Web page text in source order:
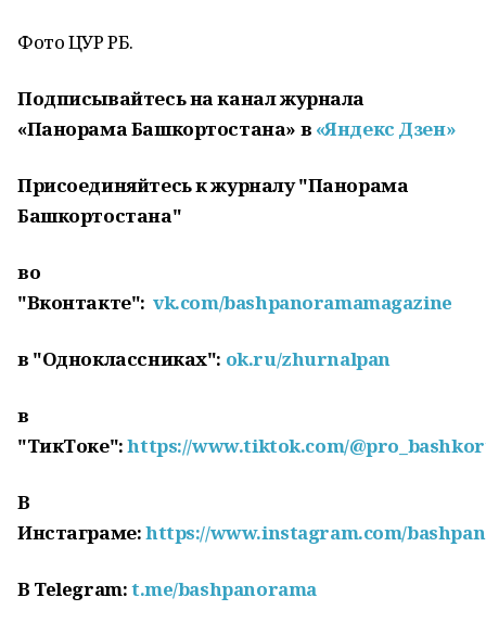
Фото ЦУР РБ.
Подписывайтесь на канал журнала
«Панорама Башкортостана» в «Яндекс Дзен»
Присоединяйтесь к журналу "Панорама
Башкортостана"
во
"Вконтакте":vk.com/bashpanoramamagazine
в "Одноклассниках": ok.ru/zhurnalpan
в
"ТикТоке":https://www.tiktok.com/
В
Инстаграме:https://www.instagram.com/
В Telegram:t.me/bashpanorama